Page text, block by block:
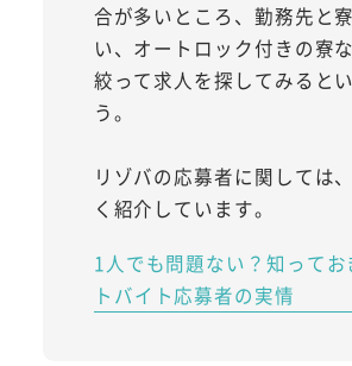
合が多いところ、勤務先と
い、オートロック付きの寮
絞って求人を探してみると
う。
リゾバの応募者に関しては
く紹介しています。
1人でも問題ない？知ってお
トバイト応募者の実情